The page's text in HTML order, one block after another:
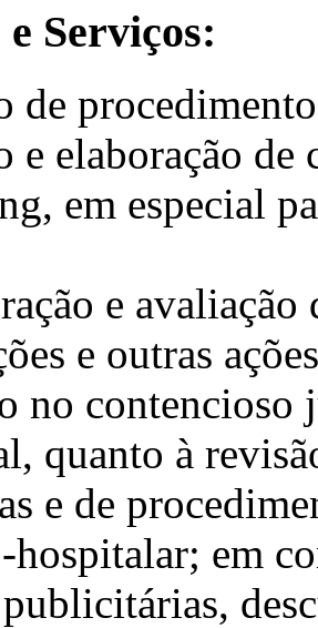
Serviços:
de
e elaboração de
em especial
e avaliação
e outras
no
quanto à
e de
hospitalar; em